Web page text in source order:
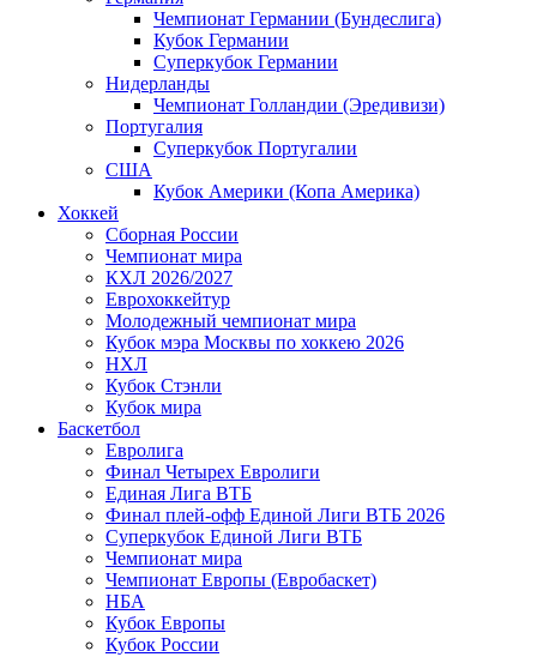
Чемпионат Германии (Бундеслига)
Кубок Германии
Суперкубок Германии
Нидерланды
Чемпионат Голландии (Эредивизи)
Португалия
Суперкубок Португалии
США
Кубок Америки (Копа Америка)
Хоккей
Сборная России
Чемпионат мира
КХЛ 2026/2027
Еврохоккейтур
Молодежный чемпионат мира
Кубок мэра Москвы по хоккею 2026
НХЛ
Кубок Стэнли
Кубок мира
Баскетбол
Евролига
Финал Четырех Евролиги
Единая Лига ВТБ
Финал плей-офф Единой Лиги ВТБ 2026
Суперкубок Единой Лиги ВТБ
Чемпионат мира
Чемпионат Европы (Евробаскет)
НБА
Кубок Европы
Кубок России